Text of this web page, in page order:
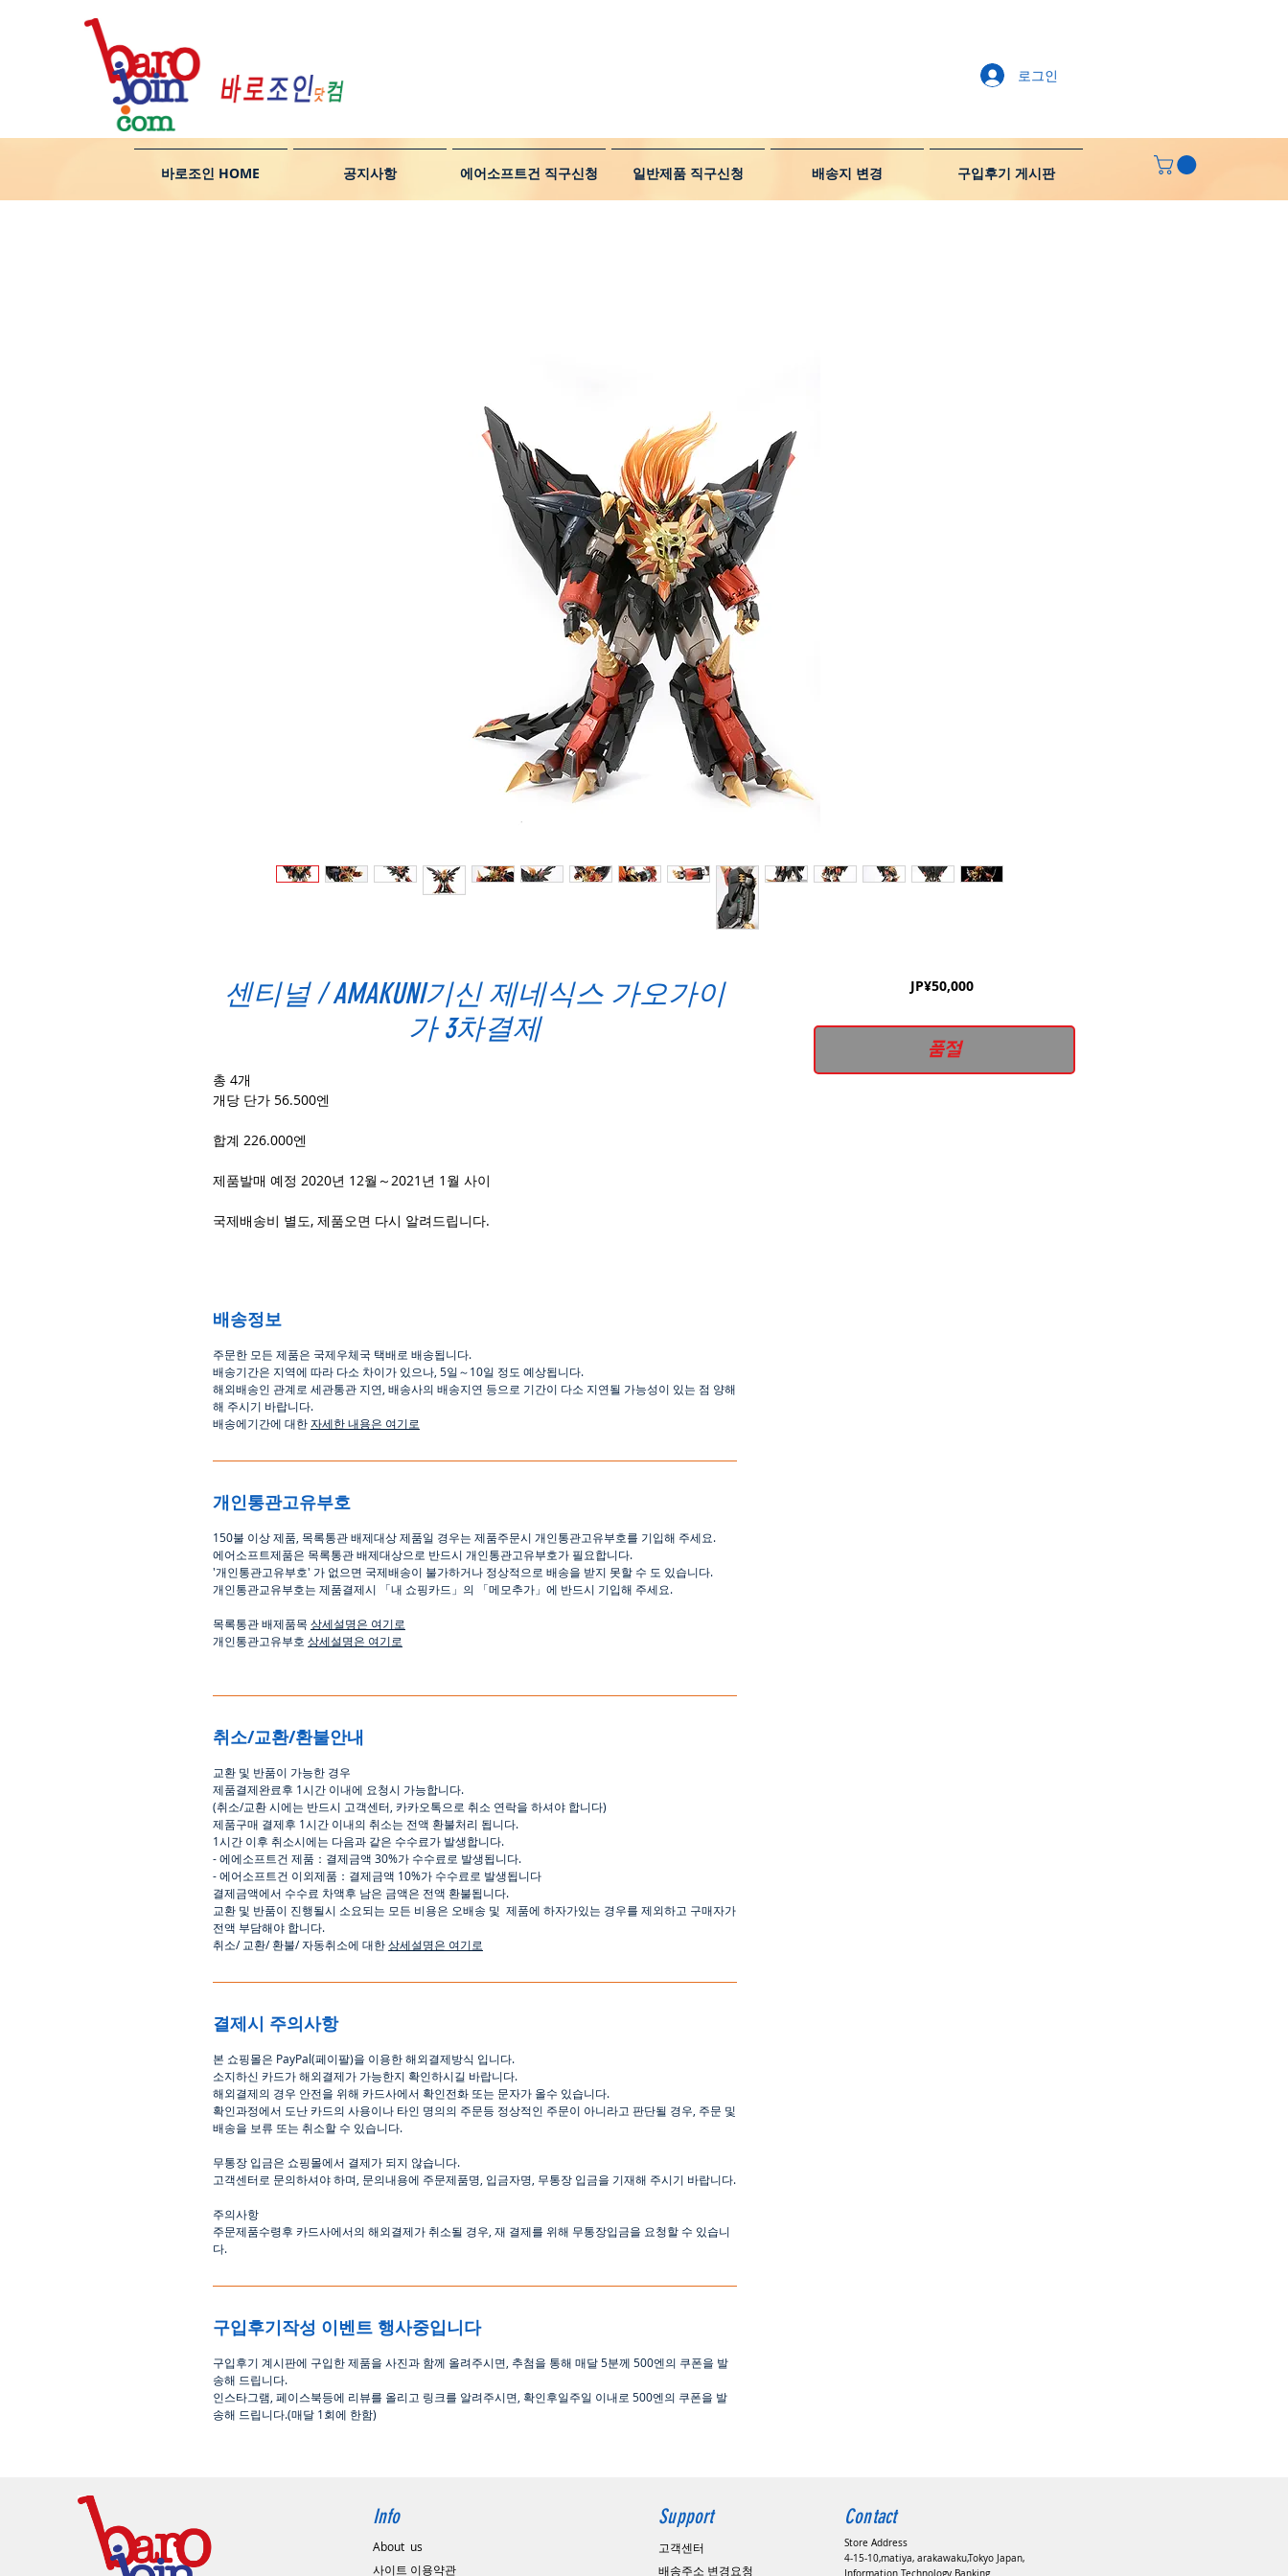
바로조인 HOME 공지사항 에어소프트건 직구신청 일반제품 직구신청 배송지 변경 구입후기 게시판
로그인
센티널 / AMAKUNI기신 제네식스 가오가이
가 3차결제
총 4개
개당 단가 56.500엔
합계 226.000엔
제품발매 예정 2020년 12월～2021년 1월 사이
국제배송비 별도, 제품오면 다시 알려드립니다.
배송정보
주문한 모든 제품은 국제우체국 택배로 배송됩니다.
배송기간은 지역에 따라 다소 차이가 있으나 5일～10일 정도 예상됩니다.
해외배송인 관계로 세관통관 지연, 배송사의 배송지연 등으로 기간이 다소 지연될 가능성이 있는 점 양해
해 주시기 바랍니다.
배송에기간에 대한자세한 내용은 여기로
개인통관고유부호
150불 이상 제품 목록통관 배제대상 제품일 경우는 제품주문시 개인통관고유부호를 기입해 주세요.
에어소프트제품은 목록통관 배제대상으로 반드시 개인통관고유부호가 필요합니다.
'개인통관고유부호' 가 없으면 국제배송이 불가하거나 정상적으로 배송을 받지 못할 수 도 있습니다.
개인통관교유부호는 제품결제시
「내 쇼핑카드 」 의 「메모추가 」 에 반드시 기입해 주세요.
목록통관 배제품목 상세설명은 여기로
개인통관고유부호 상세설명은 여기로
취소/교환/환불안내
교환 및 반품이 가능한 경우
제품결제완료후 1시간 이내에 요청시 가능합니다.
(취소/교환 시에는 반드시 고객센터 카카오톡으로 취소 연락을 하셔야 합니다)
제품구매 결제후 1시간 이내의 취소는 전액 환불처리 됩니다.
1시간 이후 취소시에는 다음과 같은 수수료가 발생합니다.
-에에소프트건 제품 ： 결제금액 30%가 수수료로 발생됩니다.
-에어소프트건 이외제품 ： 결제금액 10%가 수수료로 발생됩니다
결제금액에서 수수료 차액후 남은 금액은 전액 환불됩니다.
교환 및 반품이 진행될시 소요되는 모든 비용은 오배송 및 제품에 하자가있는 경우를 제외하고 구매자가
전액 부담해야 합니다.
취소/ 교환/환불/자동취소에 대한상세설명은 여기로
결제시 주의사항
본 쇼핑몰은 PayPal(페이팔)을 이용한해외결제방식 입니다.
소지하신 카드가해외결제가 가능한지 확인하시길 바랍니다.
해외결제의 경우 안전을 위해 카드사에서 확인전화 또는 문자가 올수 있습니다.
확인과정에서 도난카드의 사용이나 타인 명의의 주문등 정상적인 주문이 아니라고 판단될 경우 주문 및
배송을 보류 또는 취소할 수 있습니다.
무통장 입금은 쇼핑몰에서 결제가 되지 않습니다.
고객센터로 문의하셔야 하며 문의내용에 주문제품명 입금자명 무통장 입금을 기재해 주시기 바랍니다.
주의사항
주문제품수령후 카드사에서의 해외결제가취소될 경우 재 결제를 위해 무통장입금을 요청할 수 있습니
다.
구입후기작성 이벤트 행사중입니다
구입후기 계시판에 구입한 제품을 사진과 함께 올려주시면 추첨을 통해 매달5분께 500엔의 쿠폰을 발
송해 드립니다.
인스타그램 페이스북등에 리뷰를 올리고 링크를 알려주시면, 확인후일주일 이내로 500엔의 쿠폰을 발
송해 드립니다.(매달 1회에 한함)
JP¥50,000가
품절
Info
About us
사이트 이용약관
Support
고객센터
배송주소 변경요청
Contact
Store Address
4-15-10,matiya, arakawaku,Tokyo Japan,